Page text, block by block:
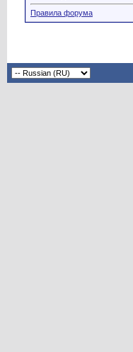
Правила форума